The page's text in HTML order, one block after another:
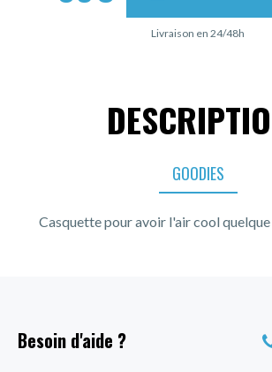
Livraison en 24/48h
GOODIES
Casquette pour avoir l'air cool quelque
Besoin d'aide ?